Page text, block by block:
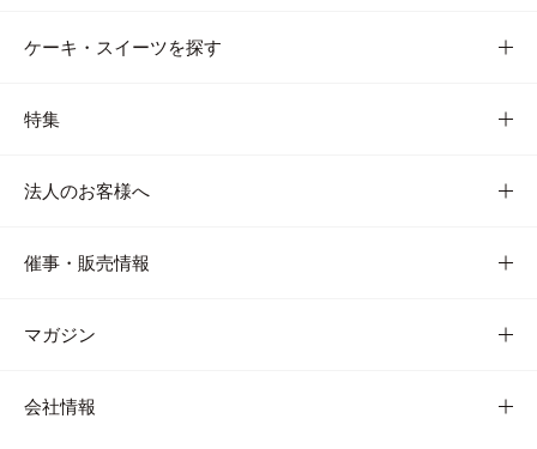
ケーキ・スイーツを探す
特集
法人のお客様へ
催事・販売情報
マガジン
会社情報